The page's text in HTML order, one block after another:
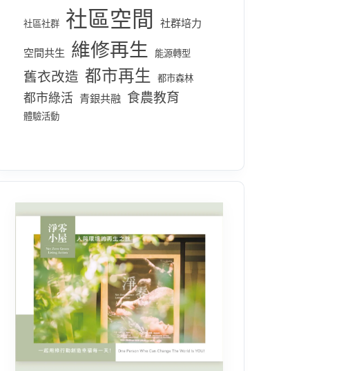
社區社群 社區空間 社群培力
空間共生 維修再生 能源轉型
舊衣改造 都市再生 都市森林
都市綠活 青銀共融 食農教育
體驗活動